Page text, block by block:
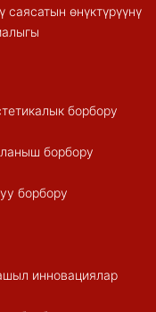
өнүктүрүүнү
борбору
борбору
борбору
инновациялар